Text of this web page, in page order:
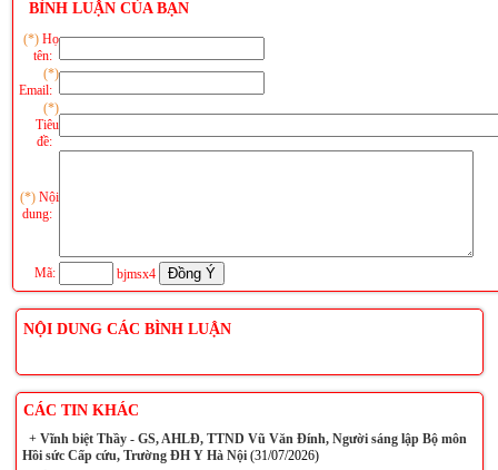
BÌNH LUẬN CỦA BẠN
(*) Họ
tên:
(*)
Email:
(*)
Tiêu
đề:
(*) Nội
dung:
Mã: bjmsx4
NỘI DUNG CÁC BÌNH LUẬN
CÁC TIN KHÁC
+Vĩnh biệt Thầy - GS, AHLĐ, TTND Vũ Văn Đính, Người sáng lập Bộ môn
Hồi sức Cấp cứu, Trường ĐH Y Hà Nội(31/07/2026)